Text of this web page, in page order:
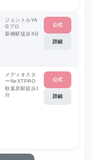
ジェントルYA
Gプロ
新橋駅徒歩3分
公式
詳細
メディオスタ
ーNeXTPRO
秋葉原駅徒歩1
分
公式
詳細